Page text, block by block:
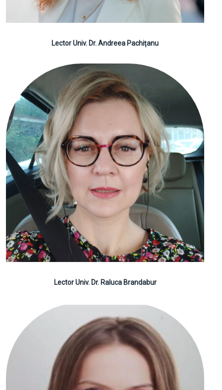
Lector Univ. Dr. Andreea Pachițanu
Lector Univ. Dr. Raluca Brandabur